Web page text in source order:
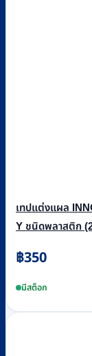
เทปแต่งแผล
Y ชนิดพลาสติก
฿350
มีสต็อก